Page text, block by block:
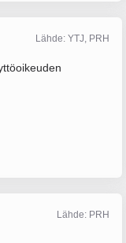
Lähde: YTJ, PRH
Lähde: PRH